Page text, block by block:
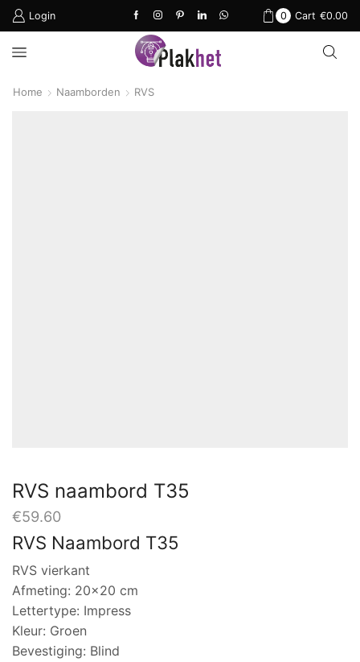
Login 0 Cart €0.00
Home Naamborden RVS
RVS naambord T35
€59.60
RVS Naambord T35
RVS vierkant
Afmeting: 20×20 cm
Lettertype: Impress
Kleur: Groen
Bevestiging: Blind